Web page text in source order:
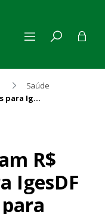
Saúde
Distritais aprovam R$ 311 milhões para IgesDF e R$ 40 milhões para Hospital da Criança
R$
IgesDF